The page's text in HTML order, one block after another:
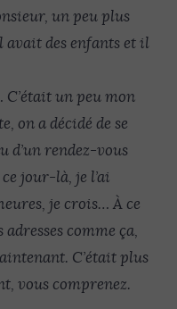
un peu plus
des enfants et il
un peu mon
on a décidé de se
d’un rendez-vous
jour-là, je l’ai
je crois… À ce
comme ça,
C’était plus
vous comprenez.